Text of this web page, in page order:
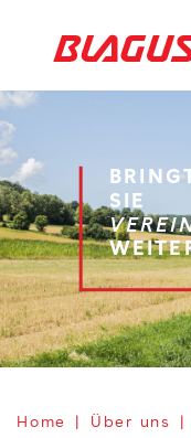
SIE
Home Über uns